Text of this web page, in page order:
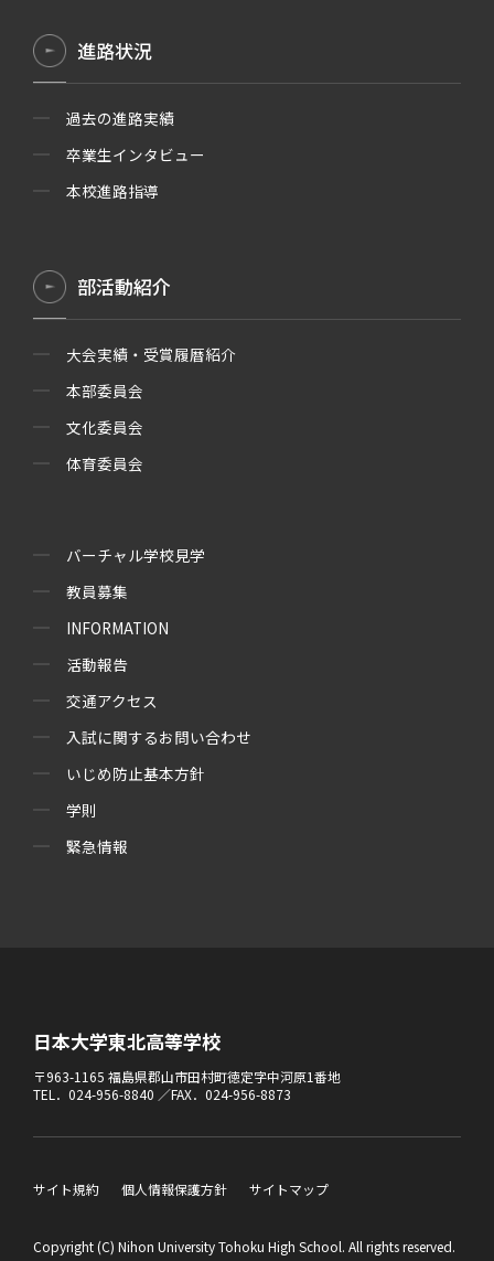
進路状況
過去の進路実績
卒業生インタビュー
本校進路指導
部活動紹介
大会実績・受賞履暦紹介
本部委員会
文化委員会
体育委員会
バーチャル学校見学
教員募集
INFORMATION
活動報告
交通アクセス
入試に関するお問い合わせ
いじめ防止基本方針
学則
緊急情報
日本大学東北高等学校
〒963-1165 福島県郡山市田村町徳定字中河原1番地
TEL．024-956-8840 ／FAX．024-956-8873
サイト規約 個人情報保護方針 サイトマップ
Copyright (C) Nihon University Tohoku High School. All rights reserved.